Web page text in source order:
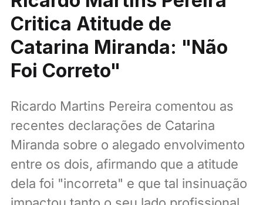
Critica Atitude de
Catarina Miranda: "Não
Foi Correto"
Ricardo Martins Pereira comentou as
recentes declarações de Catarina
Miranda sobre o alegado envolvimento
entre os dois, afirmando que a atitude
dela foi "incorreta" e que tal insinuação